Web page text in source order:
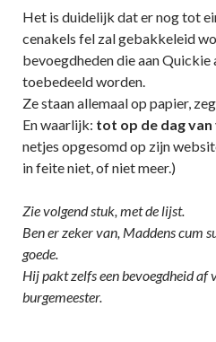
Het is duidelijk dat er nog tot
cenakels fel zal gebakkeleid
bevoegdheden die aan Quickie
toebedeeld worden.
Ze staan allemaal op papier,
En waarlijk: tot op de dag van
netjes opgesomd op zijn
in feite niet, of niet meer.)
Zie volgend stuk, met de lijst.
Ben er zeker van, Maddens cum
goede.
Hij pakt zelfs een bevoegdheid af
burgemeester.